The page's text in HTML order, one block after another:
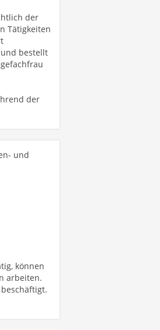
der
Tätigkeiten
bestellt
der
und
können
arbeiten.